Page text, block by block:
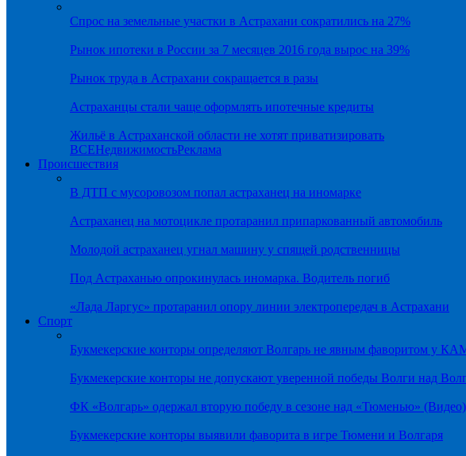
Спрос на земельные участки в Астрахани сократились на 27%
Рынок ипотеки в России за 7 месяцев 2016 года вырос на 39%
Рынок труда в Астрахани сокращается в разы
Астраханцы стали чаще оформлять ипотечные кредиты
Жильё в Астраханской области не хотят приватизировать
ВСЕНедвижимостьРеклама
Происшествия
В ДТП с мусоровозом попал астраханец на иномарке
Астраханец на мотоцикле протаранил припаркованный автомобиль
Молодой астраханец угнал машину у спящей родственницы
Под Астраханью опрокинулась иномарка. Водитель погиб
«Лада Ларгус» протаранил опору линии электропередач в Астрахани
Спорт
Букмекерские конторы определяют Волгарь не явным фаворитом у
Букмекерские конторы не допускают уверенной победы Волги над
ФК «Волгарь» одержал вторую победу в сезоне над «Тюменью» (Видео)
Букмекерские конторы выявили фаворита в игре Тюмени и Волгаря